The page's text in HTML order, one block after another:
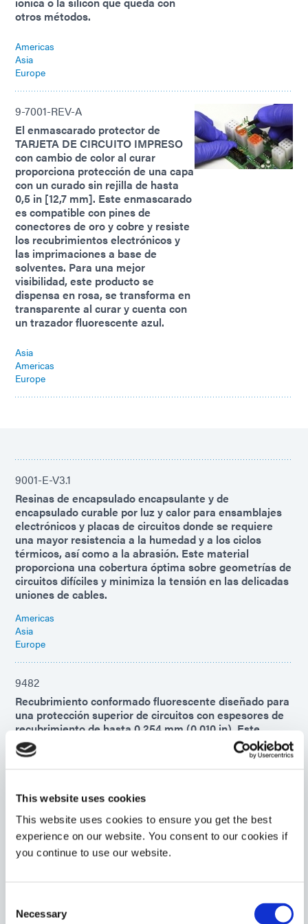
This website uses cookies
This website uses cookies to ensure you get the best
experience on our website. You consent to our cookies if
you continue to use our website.
Selection
Necessary
otros métodos.
Americas
Asia
Europe
9-7001-REV-A
El enmascarado protector de
TARJETA DE CIRCUITO IMPRESO
con cambio de color al curar
proporciona protección de una capa
con un curado sin rejilla de hasta
0,5 in [12,7 mm]. Este enmascarado
es compatible con pines de
conectores de oro y cobre y resiste
los recubrimientos electrónicos y
las imprimaciones a base de
solventes. Para una mejor
visibilidad, este producto se
dispensa en rosa, se transforma en
transparente al curar y cuenta con
un trazador fluorescente azul.
Asia
Americas
Europe
9001-E-V3.1
Resinas de encapsulado encapsulante y de
encapsulado curable por luz y calor para ensamblajes
electrónicos y placas de circuitos donde se requiere
una mayor resistencia a la humedad y a los ciclos
térmicos, así como a la abrasión. Este material
proporciona una cobertura óptima sobre geometrías de
circuitos difíciles y minimiza la tensión en las delicadas
uniones de cables.
Americas
Asia
Europe
9482
Recubrimiento conformado fluorescente diseñado para
una protección superior de circuitos con espesores de
recubrimiento de hasta 0,254 mm (0,010 in). Este
producto se cura primero con luz visible/UV y luego,
con el tiempo, con un curado secundario con humedad
Asia
Americas
9-20558-REV-A
Material de recubrimiento conformable y encapsulante
visible/UV y tiene una capacidad de curado térmico
secundario. Clasificación de inflamabilidad V-0 según